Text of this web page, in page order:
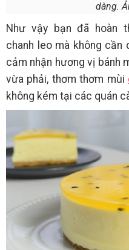
dàng.
Như vậy bạn đã hoàn
chanh leo mà không cần
cảm nhận hương vị bánh
vừa phải, thơm thơm mùi
không kém tại các quán